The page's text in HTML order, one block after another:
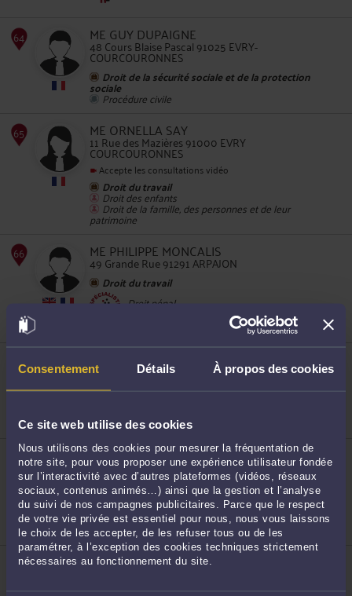
Consentement Détails À propos des cookies
Ce site web utilise des cookies
Nous utilisons des cookies pour mesurer la fréquentation de
notre site, pour vous proposer une expérience utilisateur fondée
sur l’interactivité avec d’autres plateformes (vidéos, réseaux
sociaux, contenus animés…) ainsi que la gestion et l’analyse
du suivi de nos campagnes publicitaires. Parce que le respect
de votre vie privée est essentiel pour nous, nous vous laissons
le choix de les accepter, de les refuser tous ou de les
paramétrer, à l’exception des cookies techniques strictement
nécessaires au fonctionnement du site.
63 ME GUY DUPAIGNE
48 Cours Blaise Pascal 91025 EVRY-
COURCOURONNES
Droit de la sécurité sociale et de la protection
sociale
Procédure civile
ME ORNELLA SAY
11 Rue des Mazières 91000 EVRY
COURCOURONNES
Accepte les consultations vidéo
Droit du travail
Droit des enfants
Droit de la famille, des personnes et de leur
patrimoine
66
ME PHILIPPE MONCALIS
49 Grande Rue 91291 ARPAJON
Droit du travail
Droit pénal
67
ME MATHIEU QUEMERE
39 Rue Michel Ange 91026 EVRY
Droit immobilier
ME JULIA JACQUET
39 Rue Michel-Ange 91000 EVRY
COURCOURONNES
Droit de la sécurité sociale et de la protection
sociale
Droit du travail
Droit immobilier
ME SUNA CINKO-SAKALLI